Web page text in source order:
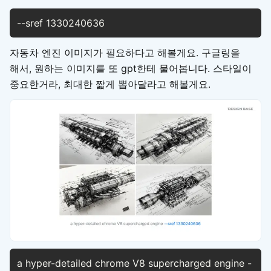
--sref 1330240636
자동차 엔진 이미지가 필요하다고 해볼게요. 구글링을
해서, 원하는 이미지를 또 gpt한테 물어봅니다. 스타일이
중요한거라, 최대한 짧게 뽑아달라고 해볼게요.
a hyper-detailed chrome V8 supercharged engine -